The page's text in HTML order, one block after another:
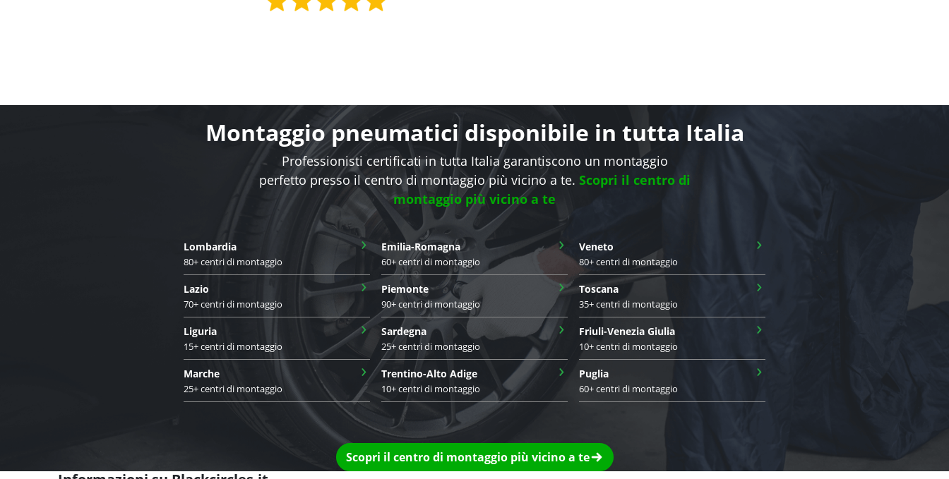
Montaggio pneumatici disponibile in tutta Italia
Professionisti certificati in tutta Italia garantiscono un montaggio
perfetto presso il centro di montaggio più vicino a te. Scopri il centro di
montaggio più vicino a te
Lombardia
80+ centri di montaggio
› Emilia-Romagna
60+ centri di montaggio
› Veneto
80+ centri di montaggio
›
Lazio
70+ centri di montaggio
› Piemonte
90+ centri di montaggio
› Toscana
35+ centri di montaggio
›
Liguria
15+ centri di montaggio
› Sardegna
25+ centri di montaggio
› Friuli-Venezia Giulia
10+ centri di montaggio
›
Marche
25+ centri di montaggio
› Trentino-Alto Adige
10+ centri di montaggio
› Puglia
60+ centri di montaggio
›
Scopri il centro di montaggio più vicino a te